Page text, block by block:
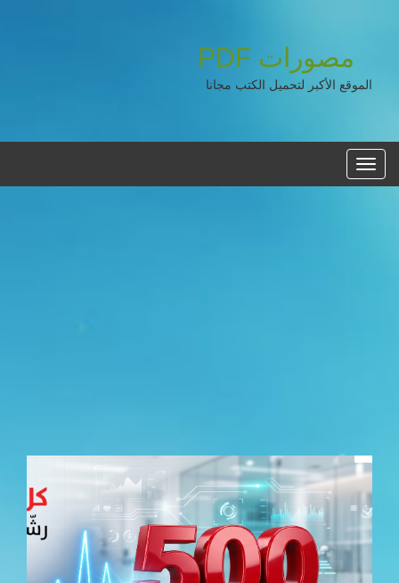
مصورات PDF
الموقع الأكبر لتحميل الكتب مجانا
القائمه
الرئيسية